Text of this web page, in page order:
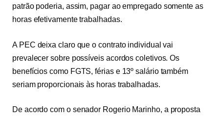
patrão poderia, assim, pagar ao empregado somente as
horas efetivamente trabalhadas.
A PEC deixa claro que o contrato individual vai
prevalecer sobre possíveis acordos coletivos. Os
benefícios como FGTS, férias e 13º salário também
seriam proporcionais às horas trabalhadas.
De acordo com o senador Rogerio Marinho, a proposta